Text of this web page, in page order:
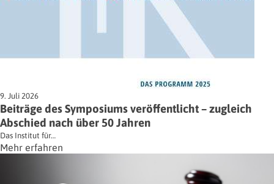
9. Juli 2026
Beiträge des Symposiums veröffentlicht – zugleich
Abschied nach über 50 Jahren
Das Institut für…
Mehr erfahren